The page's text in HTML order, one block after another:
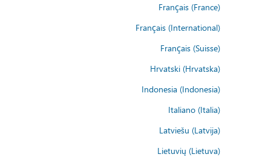
Français (France)
Français (International)
Français (Suisse)
Hrvatski (Hrvatska)
Indonesia (Indonesia)
Italiano (Italia)
Latviešu (Latvija)
Lietuvių (Lietuva)